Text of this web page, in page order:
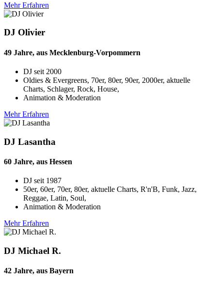
Mehr Erfahren
DJ Olivier
49 Jahre, aus Mecklenburg-Vorpommern
DJ seit 2000
Oldies & Evergreens, 70er, 80er, 90er, 2000er, aktuelle
Charts, Schlager, Rock, House,
Animation & Moderation
Mehr Erfahren
DJ Lasantha
60 Jahre, aus Hessen
DJ seit 1987
50er, 60er, 70er, 80er, aktuelle Charts, R'n'B, Funk, Jazz,
Reggae, Latin, Soul,
Animation & Moderation
Mehr Erfahren
DJ Michael R.
42 Jahre, aus Bayern